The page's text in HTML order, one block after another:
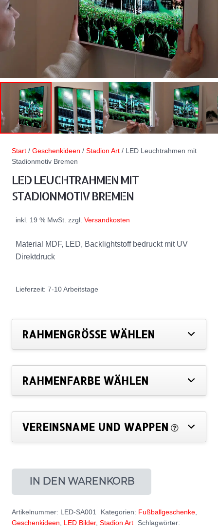
Start / Geschenkideen / Stadion Art / LED Leuchtrahmen mit
Stadionmotiv Bremen
LED LEUCHTRAHMEN MIT
STADIONMOTIV BREMEN
inkl. 19 % MwSt. zzgl. Versandkosten
Material MDF, LED, Backlightstoff bedruckt mit UV
Direktdruck
Lieferzeit: 7-10 Arbeitstage
RAHMENGRÖSSE WÄHLEN
RAHMENFARBE WÄHLEN
VEREINSNAME UND WAPPEN
IN DEN WARENKORB
Artikelnummer: LED-SA001 Kategorien: Fußballgeschenke,
Geschenkideen, LED Bilder, Stadion Art
Schlagwörter: